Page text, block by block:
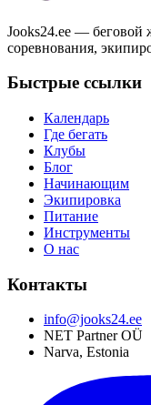
Jooks24.ee — беговой
соревнования,
Быстрые ссылки
Календарь
Где бегать
Клубы
Блог
Начинающим
Экипировка
Питание
Инструменты
О нас
Контакты
info@jooks24.ee
NET Partner OÜ
Narva, Estonia